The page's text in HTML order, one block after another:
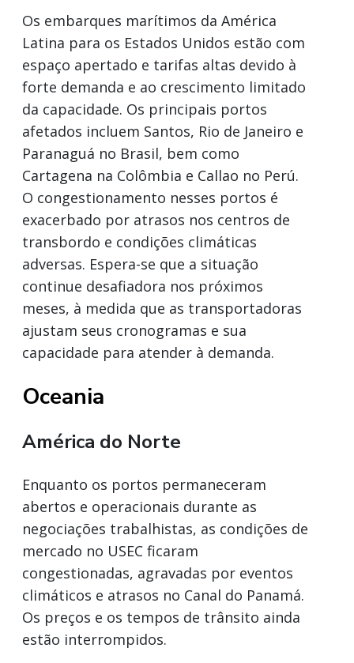
Os embarques marítimos da América
Latina para os Estados Unidos estão com
espaço apertado e tarifas altas devido à
forte demanda e ao crescimento limitado
da capacidade. Os principais portos
afetados incluem Santos, Rio de Janeiro e
Paranaguá no Brasil, bem como
Cartagena na Colômbia e Callao no Perú.
O congestionamento nesses portos é
exacerbado por atrasos nos centros de
transbordo e condições climáticas
adversas. Espera-se que a situação
continue desafiadora nos próximos
meses, à medida que as transportadoras
ajustam seus cronogramas e sua
capacidade para atender à demanda.
Oceania
América do Norte
Enquanto os portos permaneceram
abertos e operacionais durante as
negociações trabalhistas, as condições de
mercado no USEC ficaram
congestionadas, agravadas por eventos
climáticos e atrasos no Canal do Panamá.
Os preços e os tempos de trânsito ainda
estão interrompidos.